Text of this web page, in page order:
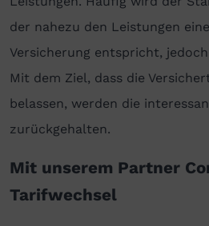
der nahezu den Leistungen
Versicherung entspricht,
Mit dem Ziel, dass die
belassen, werden die
zurückgehalten.
Mit unserem Partner
Tarifwechsel